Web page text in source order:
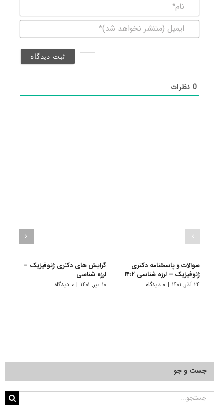
(منتشر
0نظرات
سوالات و پاسخنامه دکتری
ژئوفیزیک – لرزه شناسی ۱۴۰۲
۲۴ آذر, ۱۴۰۱ | ۰ دیدگاه
گرایش های دکتری ژﺋﻮﻓﻴﺰیک –
لرزه شناسی
۱۰ تیر, ۱۴۰۱ | ۰ دیدگاه
جست و جو
جستجو